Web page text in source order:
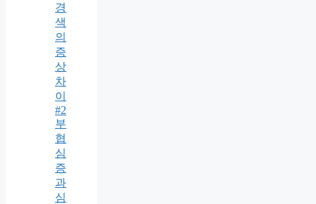
경
색
의
증
상
차
이
#2
부
협
심
증
과
심